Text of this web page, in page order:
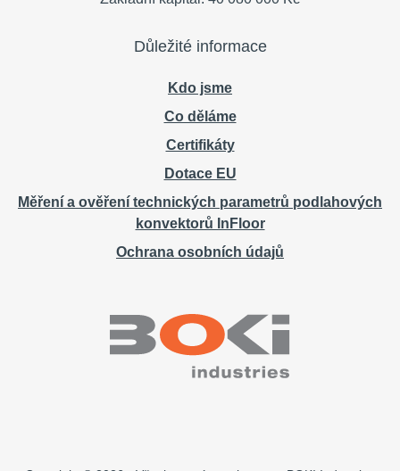
Důležité informace
Kdo jsme
Co děláme
Certifikáty
Dotace EU
Měření a ověření technických parametrů podlahových
konvektorů InFloor
Ochrana osobních údajů